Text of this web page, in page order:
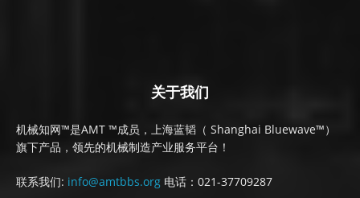
关于我们
机械知网™是AMT ™成员，上海蓝韬（ Shanghai Bluewave™）
旗下产品，领先的机械制造产业服务平台！
联系我们: info@amtbbs.org 电话：021-37709287